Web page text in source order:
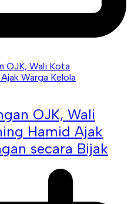
OJK, Wali
Hamid Ajak
secara Bijak